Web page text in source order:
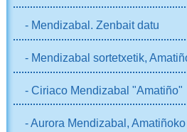
- Mendizabal. Zenbait datu
- Mendizabal sortetxetik,
- Ciriaco Mendizabal "Amatiño"
- Aurora Mendizabal,